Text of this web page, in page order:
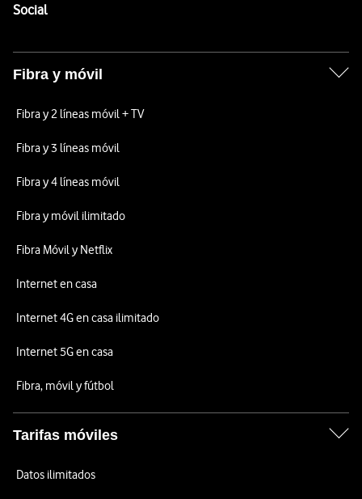
SocialEnlaces a las redes sociales de Vodafone
Fibra y móvil
Fibra y 2 líneas móvil + TV
Fibra y 3 líneas móvil
Fibra y 4 líneas móvil
Fibra y móvil ilimitado
Fibra Móvil y Netflix
Internet en casa
Internet 4G en casa ilimitado
Internet 5G en casa
Fibra, móvil y fútbol
Tarifas móviles
Datos ilimitados